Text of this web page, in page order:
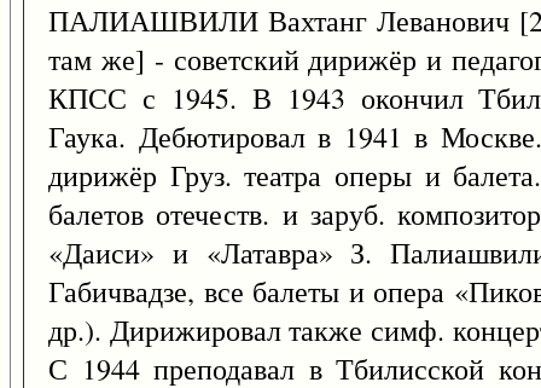
ПАЛИАШВИЛИ Вахтанг Леванович
там же] - советский дирижёр и
КПСС с 1945. В 1943 окончил
Гаука. Дебютировал в 1941 в
дирижёр Груз. театра оперы и
балетов отечеств. и заруб.
«Даиси» и «Латавра» З.
Габичвадзе, все балеты и опера
др.). Дирижировал также симф.
С 1944 преподавал в Тбилисской